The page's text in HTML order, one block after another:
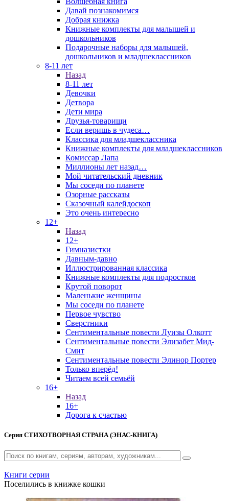
Давай познакомимся
Добрая книжка
Книжные комплекты для малышей и
дошкольников
Подарочные наборы для малышей,
дошкольников и младшеклассников
8-11 лет
Назад
8-11 лет
Девочки
Детвора
Дети мира
Друзья-товарищи
Если веришь в чудеса…
Классика для младшеклассника
Книжные комплекты для младшеклассников
Комиссар Лапа
Миллионы лет назад…
Мой читательский дневник
Мы соседи по планете
Озорные рассказы
Сказочный калейдоскоп
Это очень интересно
12+
Назад
12+
Гимназистки
Давным-давно
Иллюстрированная классика
Книжные комплекты для подростков
Крутой поворот
Маленькие женщины
Мы соседи по планете
Первое чувство
Сверстники
Сентиментальные повести Луизы Олкотт
Сентиментальные повести Элизабет Мид-
Смит
Сентиментальные повести Элинор Портер
Только вперёд!
Читаем всей семьёй
16+
Назад
16+
Дорога к счастью
Серия СТИХОТВОРНАЯ СТРАНА (ЭНАС-КНИГА)
Книги серии
Поселились в книжке кошки